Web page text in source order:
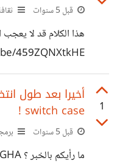
قبل 5 سنوات
هذا الكلام قد لا يعجب
459ZQNXtkHE
1
أخيرا بعد طول
switch case !
قبل 5 سنوات
ما رأيكم بالخبر ؟ https://youtu.be/HUqY6WFKGHA